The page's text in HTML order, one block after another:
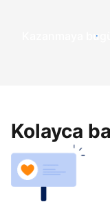
Kazanmaya
Kolayca